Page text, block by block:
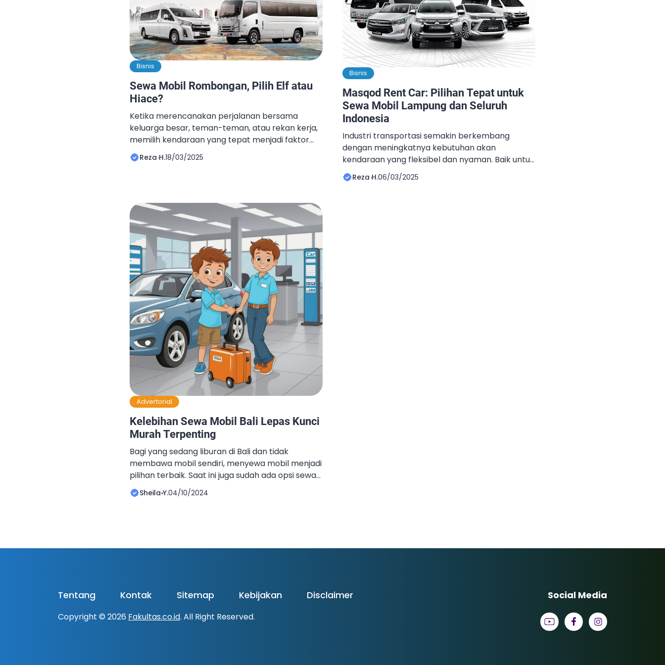
Bisnis
Sewa Mobil Rombongan, Pilih Elf atau
Hiace?
Ketika merencanakan perjalanan bersama
keluarga besar, teman-teman, atau rekan kerja,
memilih kendaraan yang tepat menjadi faktor
penting untuk kenyamanan dan efisiensi
perjalanan. Dua pilihan kendaraan yang paling
mana yang lebih cocok untuk kebutuhan Anda?
Mari kita bahas! Toyota Hiace: Nyaman dan
Mewah […]
Reza H.18/03/2025
Bisnis
Masqod Rent Car: Pilihan Tepat untuk
Sewa Mobil Lampung dan Seluruh
Indonesia
Industri transportasi semakin berkembang
dengan meningkatnya kebutuhan akan
kendaraan yang fleksibel dan nyaman. Baik untuk
perjalanan bisnis, wisata, atau acara spesial
seperti pernikahan dan event VIP, memiliki
Reza H.06/03/2025
Advertorial
Kelebihan Sewa Mobil Bali Lepas Kunci
Murah Terpenting
Bagi yang sedang liburan di Bali dan tidak
membawa mobil sendiri, menyewa mobil menjadi
pilihan terbaik. Saat ini juga sudah ada opsi sewa
mobil Bali lepas kunci murah yang bisa dijadikan
pilihan. Apa itu sewa mobil lepas kunci? Mungkin
Sheila Y.04/10/2024
Tentang Kontak Sitemap Kebijakan Disclaimer
Copyright © 2026 Fakultas.co.id. All Right Reserved.
Social Media